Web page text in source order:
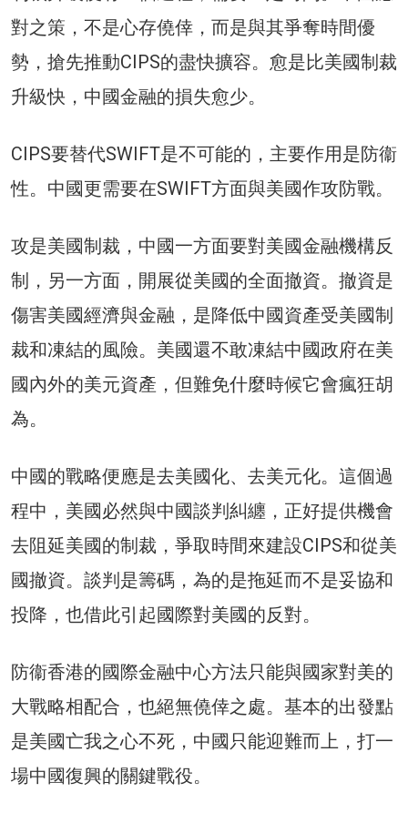
對之策，不是心存僥倖，而是與其爭奪時間優
勢，搶先推動CIPS的盡快擴容。愈是比美國制裁
升級快，中國金融的損失愈少。
CIPS要替代SWIFT是不可能的，主要作用是防衞
性。中國更需要在SWIFT方面與美國作攻防戰。
攻是美國制裁，中國一方面要對美國金融機構反
制，另一方面，開展從美國的全面撤資。撤資是
傷害美國經濟與金融，是降低中國資產受美國制
裁和凍結的風險。美國還不敢凍結中國政府在美
國內外的美元資產，但難免什麼時候它會瘋狂胡
為。
中國的戰略便應是去美國化、去美元化。這個過
程中，美國必然與中國談判糾纏，正好提供機會
去阻延美國的制裁，爭取時間來建設CIPS和從美
國撤資。談判是籌碼，為的是拖延而不是妥協和
投降，也借此引起國際對美國的反對。
防衞香港的國際金融中心方法只能與國家對美的
大戰略相配合，也絕無僥倖之處。基本的出發點
是美國亡我之心不死，中國只能迎難而上，打一
場中國復興的關鍵戰役。